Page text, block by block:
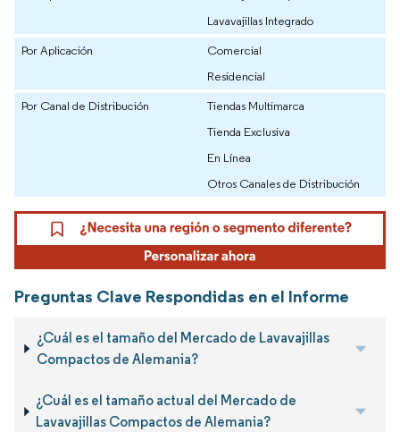
Lavavajillas Integrado
Por Aplicación
Comercial
Residencial
Por Canal de Distribución
Tiendas Multimarca
Tienda Exclusiva
En Línea
Otros Canales de Distribución
Preguntas Clave Respondidas en el Informe
¿Cuál es el tamaño del Mercado de Lavavajillas
Compactos de Alemania?
¿Cuál es el tamaño actual del Mercado de
Lavavajillas Compactos de Alemania?